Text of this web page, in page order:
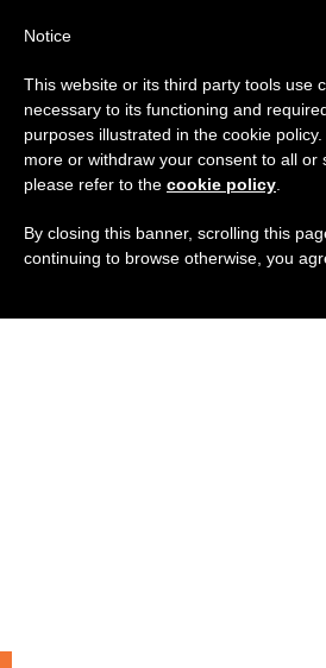
Notice
This website or its third party tools use
necessary to its functioning and
purposes illustrated in the cookie
more or withdraw your consent to all or
please refer to the cookie policy
By closing this banner, scrolling this
continuing to browse otherwise, you